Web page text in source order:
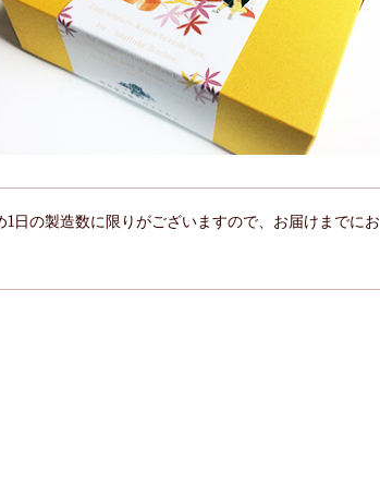
の製造数に限りがございますので、お届けまでにお